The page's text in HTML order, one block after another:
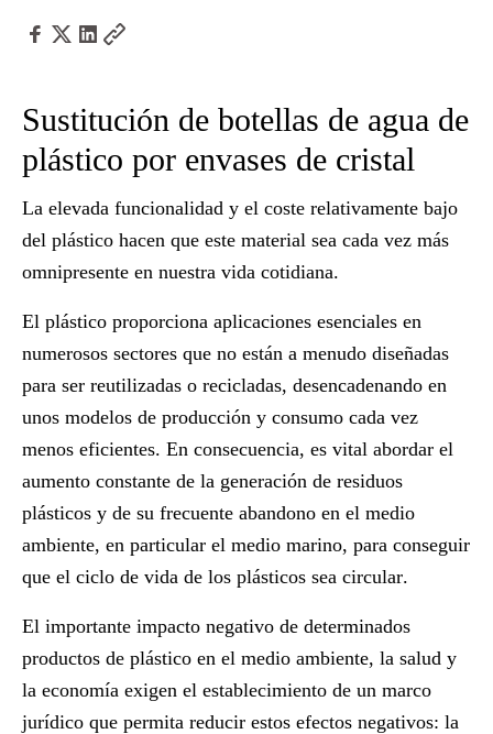
Sustitución de botellas de agua de
plástico por envases de cristal
La elevada funcionalidad y el coste relativamente bajo
del plástico hacen que este material sea cada vez más
omnipresente en nuestra vida cotidiana.
El plástico proporciona aplicaciones esenciales en
numerosos sectores que no están a menudo diseñadas
para ser reutilizadas o recicladas, desencadenando en
unos modelos de producción y consumo cada vez
menos eficientes. En consecuencia, es vital abordar el
aumento constante de la generación de residuos
plásticos y de su frecuente abandono en el medio
ambiente, en particular el medio marino, para conseguir
que el ciclo de vida de los plásticos sea circular.
El importante impacto negativo de determinados
productos de plástico en el medio ambiente, la salud y
la economía exigen el establecimiento de un marco
jurídico que permita reducir estos efectos negativos: la